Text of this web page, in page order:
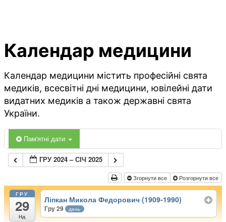
Календар медицини
Календар медицини містить професійні свята
медиків, всесвітні дні медицини, ювілейні дати
видатних медиків а також державні свята
України.
Пам'ятні дати
ГРУ 2024 – СІЧ 2025
Згорнути все Розгорнути все
ГРУ
29
Нд
Ліпкан Микола Федорович (1909-1990)
Гру 29 день